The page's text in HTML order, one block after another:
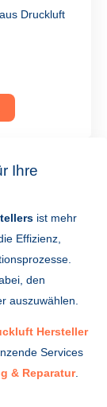
Druckluft
Ihre
ist mehr
Effizienz,
den
auszuwählen.
Hersteller
Services
& Reparatur.